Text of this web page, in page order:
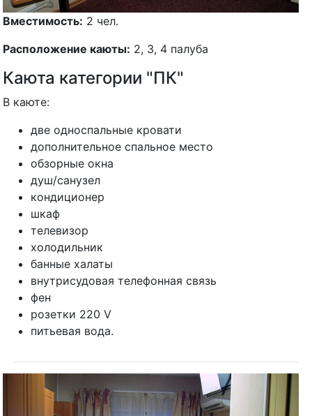
Вместимость: 2 чел.
Расположение каюты: 2, 3, 4 палуба
Каюта категории "ПК"
В каюте:
две односпальные кровати
дополнительное спальное место
обзорные окна
душ/санузел
кондиционер
шкаф
телевизор
холодильник
банные халаты
внутрисудовая телефонная связь
фен
розетки 220 V
питьевая вода.